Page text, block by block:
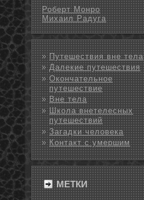
Роберт Монро
Михаил Радуга
Путешествия вне тела
Далекие путешествия
Окончательное
путешествие
Вне тела
Школа внетелесных
путешествий
Загадки человека
Контакт с умершим
МЕТКИ